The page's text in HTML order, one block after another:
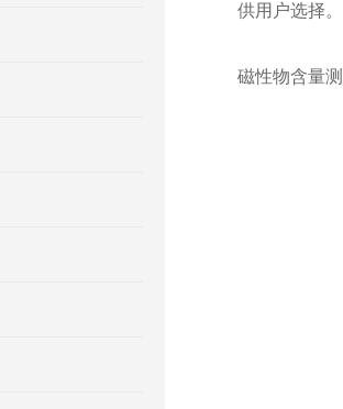
供用户选择。
磁性物含量